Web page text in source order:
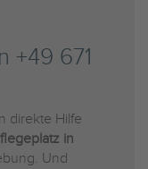
+49 671
direkte Hilfe
in
Und